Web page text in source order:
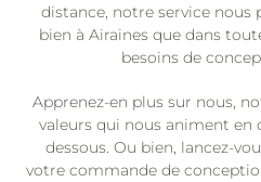
distance, notre service nous
bien à Airaines que dans
besoins de
Apprenez-en plus sur nous,
valeurs qui nous animent
dessous. Ou bien, lancez-
votre commande de